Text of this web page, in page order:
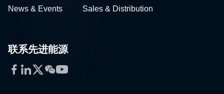
News & Events Sales & Distribution
联系先进能源
Facebook
LinkedIn
Twitter
WeChat
YouTube